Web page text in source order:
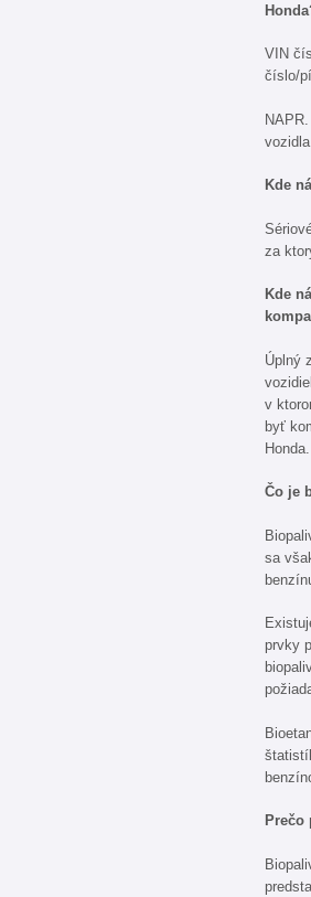
VIN
číslo/
vozidla
Kde
za
Kde
Úplný
v
byť
Honda.
Čo je
sa
prvky
Prečo